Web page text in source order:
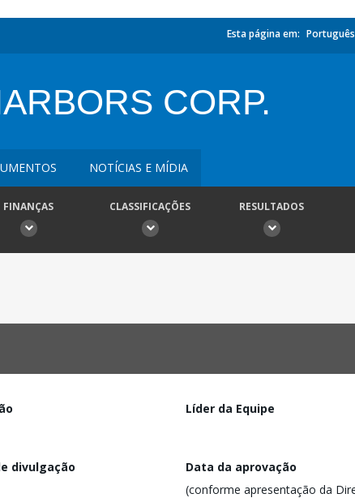
Esta página em: Português
CORP.
NOTÍCIAS E MÍDIA
FINANÇAS CLASSIFICAÇÕES RESULTADOS
Líder da Equipe
divulgação
Data da aprovação
(conforme apresentação da